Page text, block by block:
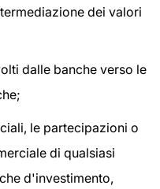
dei valori
dalle banche verso le
le partecipazioni o
di qualsiasi
d'investimento,